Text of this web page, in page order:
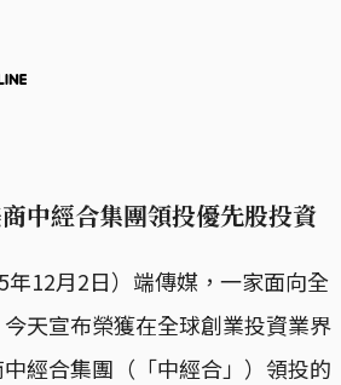
中經合集團領投優先股投資
年12月2日）端傳媒，一家面向全
天宣布榮獲在全球創業投資業界
經合集團（「中經合」）領投的